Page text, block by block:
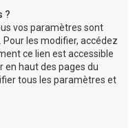
?
vos paramètres sont
les modifier, accédez
ce lien est accessible
en haut des pages du
tous les paramètres et